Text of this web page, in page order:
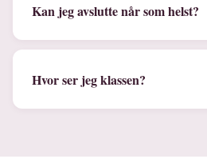
Kan jeg avslutte når som helst?
Hvor ser jeg klassen?